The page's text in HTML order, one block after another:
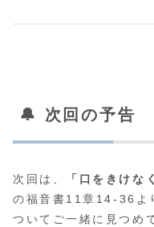
🔔 次回の予告
次回は、 「口をきけな
の福音書11章14-36よ
ついてご一緒に見つめ